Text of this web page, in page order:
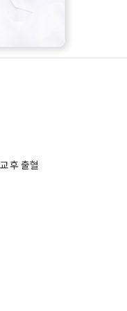
후 출혈